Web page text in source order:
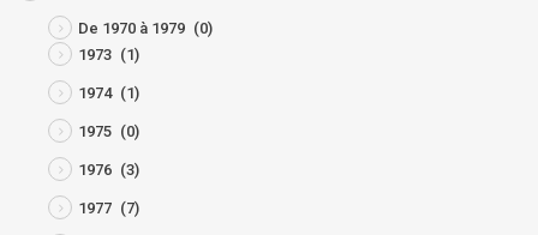
De 1970 à 1979 (0)
1973 (1)
1974 (1)
1975 (0)
1976 (3)
1977 (7)